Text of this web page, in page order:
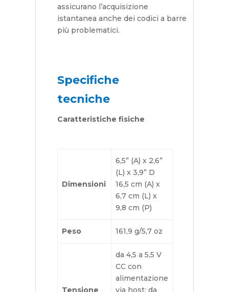
assicurano l’acquisizione
istantanea anche dei codici a barre
più problematici.
Specifiche
tecniche
Caratteristiche fisiche
Dimensioni
6,5” (A) x 2,6”
(L) x 3,9” D
16,5 cm (A) x
6,7 cm (L) x
9,8 cm (P)
Peso 161,9 g/5,7 oz
Tensione
da 4,5 a 5,5 V
CC con
alimentazione
via host; da